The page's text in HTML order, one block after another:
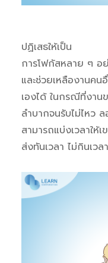
ปฏิเสธให้เป็น
การโฟกัสหลาย ๆ อ
และช่วยเหลืองานค
เองได้ ในกรณีที่งา
ลำบากจนรับไม่ไหว
สามารถแบ่งเวลาให้
ส่งทันเวลา ไม่กินเว